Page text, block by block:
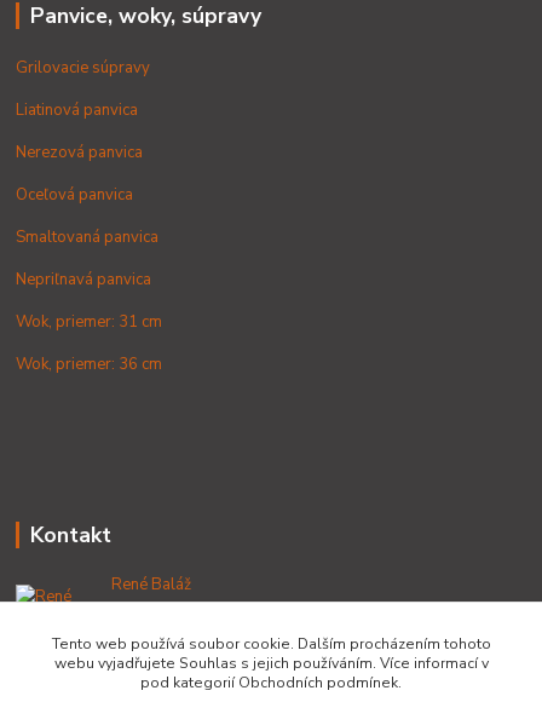
Panvice, woky, súpravy
Grilovacie súpravy
Liatinová panvica
Nerezová panvica
Oceľová panvica
Smaltovaná panvica
Nepriľnavá panvica
Wok, priemer: 31 cm
Wok, priemer: 36 cm
Kontakt
René Baláž
+421 902 212 007
od 8:00 - do 16:00 hod
info@lacnekotliky.sk
Tento web používá soubor cookie. Dalším procházením tohoto
webu vyjadřujete Souhlas s jejich používáním. Více informací v
pod kategorií Obchodních podmínek.